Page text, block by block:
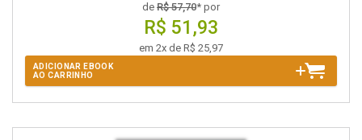
de R$ 57,70* por
R$ 51,93
em 2x de R$ 25,97
ADICIONAR EBOOK
AO CARRINHO